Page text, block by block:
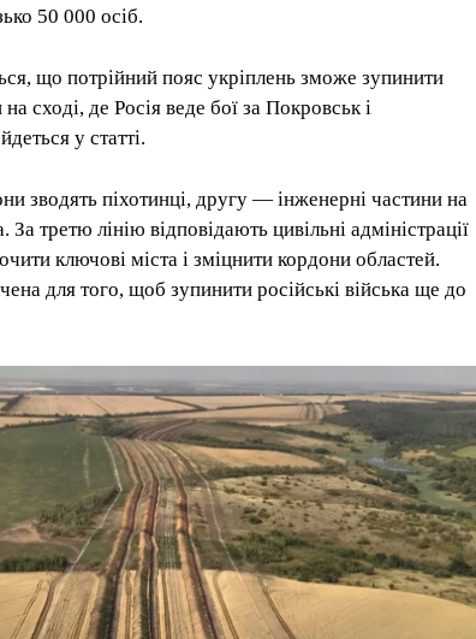
50 000 осіб.
що потрійний пояс укріплень зможе зупинити
сході, де Росія веде бої за Покровськ і
у статті.
зводять піхотинці, другу — інженерні частини на
третю лінію відповідають цивільні адміністрації
ключові міста і зміцнити кордони областей.
для того, щоб зупинити російські війська ще до